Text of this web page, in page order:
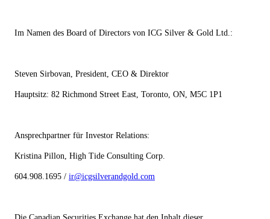
Im Namen des Board of Directors von ICG Silver & Gold Ltd.:
Steven Sirbovan, President, CEO & Direktor
Hauptsitz: 82 Richmond Street East, Toronto, ON, M5C 1P1
Ansprechpartner für Investor Relations:
Kristina Pillon, High Tide Consulting Corp.
604.908.1695 / ir@icgsilverandgold.com